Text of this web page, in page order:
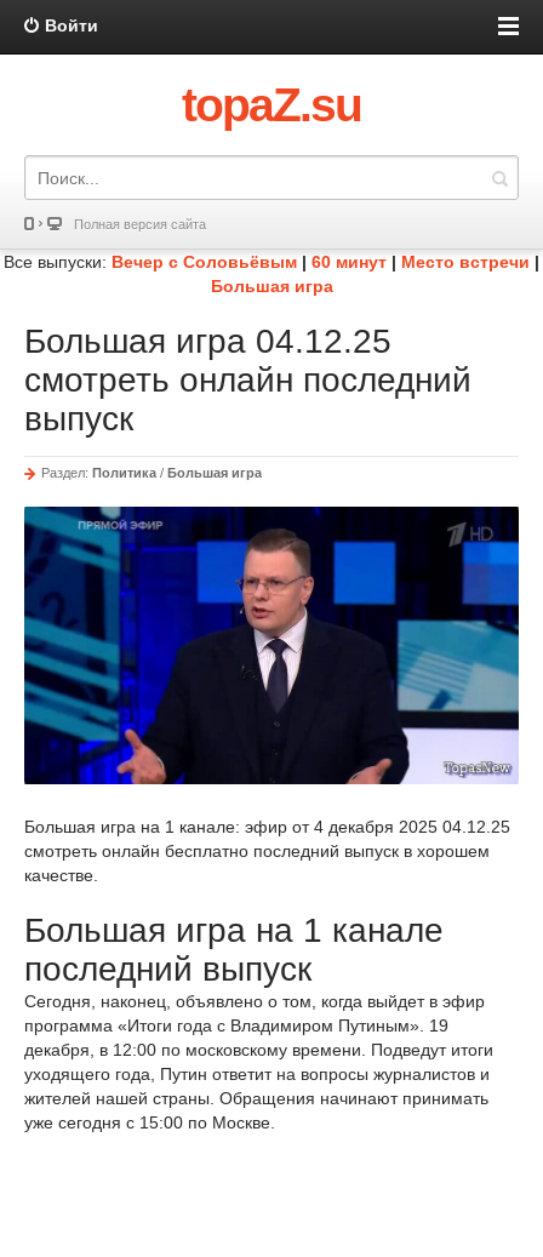
Войти
topaZ.su
Полная версия сайта
Все выпуски: Вечер с Соловьёвым | 60 минут | Место встречи |
Большая игра
Большая игра 04.12.25
смотреть онлайн последний
выпуск
Раздел: Политика / Большая игра
Большая игра на 1 канале: эфир от 4 декабря 2025 04.12.25
смотреть онлайн бесплатно последний выпуск в хорошем
качестве.
Большая игра на 1 канале
последний выпуск
Сегодня, наконец, объявлено о том, когда выйдет в эфир
программа «Итоги года с Владимиром Путиным». 19
декабря, в 12:00 по московскому времени. Подведут итоги
уходящего года, Путин ответит на вопросы журналистов и
жителей нашей страны. Обращения начинают принимать
уже сегодня с 15:00 по Москве.